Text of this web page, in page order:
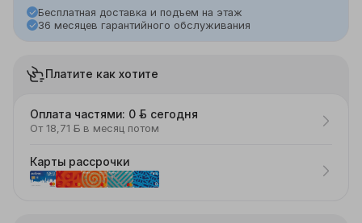
Бесплатная доставка и подъем на этаж
36 месяцев гарантийного обслуживания
Платите как хотите
Оплата частями: 0 ƃ сегодня
От 18,71 ƃ в месяц потом
Карты рассрочки